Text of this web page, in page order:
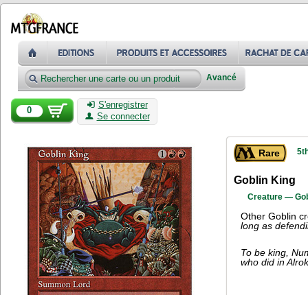
Avancé
0
S'enregistrer
Se connecter
Rare
Goblin King
Creature —
Other Goblin
long as
To be king,
who did in